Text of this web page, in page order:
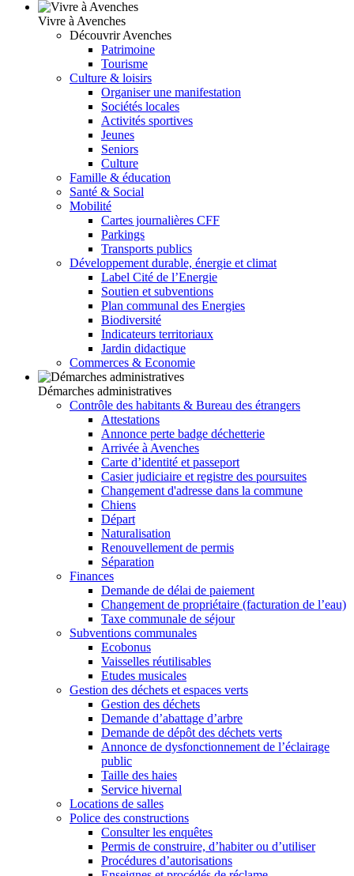
Vivre à Avenches
Découvrir Avenches
Patrimoine
Tourisme
Culture & loisirs
Organiser une manifestation
Sociétés locales
Activités sportives
Jeunes
Seniors
Culture
Famille & éducation
Santé & Social
Mobilité
Cartes journalières CFF
Parkings
Transports publics
Développement durable, énergie et climat
Label Cité de l’Energie
Soutien et subventions
Plan communal des Energies
Biodiversité
Indicateurs territoriaux
Jardin didactique
Commerces & Economie
Démarches administratives
Contrôle des habitants & Bureau des étrangers
Attestations
Annonce perte badge déchetterie
Arrivée à Avenches
Carte d’identité et passeport
Casier judiciaire et registre des poursuites
Changement d'adresse dans la commune
Chiens
Départ
Naturalisation
Renouvellement de permis
Séparation
Finances
Demande de délai de paiement
Changement de propriétaire (facturation de l’eau)
Taxe communale de séjour
Subventions communales
Ecobonus
Vaisselles réutilisables
Etudes musicales
Gestion des déchets et espaces verts
Gestion des déchets
Demande d’abattage d’arbre
Demande de dépôt des déchets verts
Annonce de dysfonctionnement de l’éclairage
public
Taille des haies
Service hivernal
Locations de salles
Police des constructions
Consulter les enquêtes
Permis de construire, d’habiter ou d’utiliser
Procédures d’autorisations